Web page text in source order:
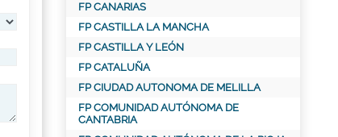
FP CANARIAS
FP CASTILLA LA MANCHA
FP CASTILLA Y LEÓN
FP CATALUÑA
FP CIUDAD AUTONOMA DE MELILLA
FP COMUNIDAD AUTÓNOMA DE
CANTABRIA